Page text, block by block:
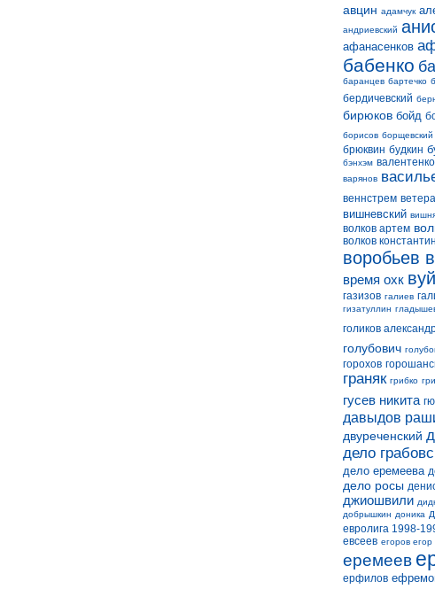
авцин адамчук
андриевский
афанасенков
бабенко
баранцев бартечко
бердичевский
бирюков бойд
борисов борщевский
брюквин будкин
бэнхэм валентенко
варянов
веннстрем
вишневский
волков артем
волков
воробьев
время охк
газизов галиев
гизатуллин
голиков
голубович
горохов
граняк грибко
гусев никита
давыдов
двуреченский
дело
дело еремеева
дело росы
джиошвили
добрышкин доника
евролига 1998-
евсеев егоров егор
еремеев
ерфилов